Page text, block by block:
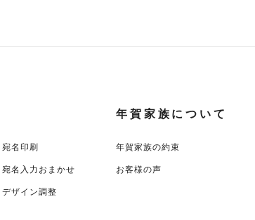
宛名印刷
宛名入力おまかせ
デザイン調整
年賀家族について
年賀家族の約束
お客様の声